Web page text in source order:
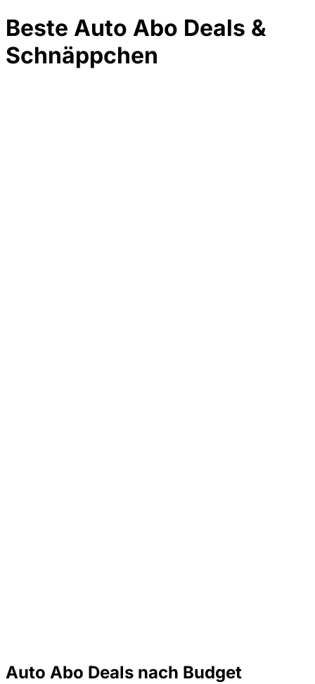
Beste Auto Abo Deals &
Schnäppchen
Auto Abo Deals nach Budget